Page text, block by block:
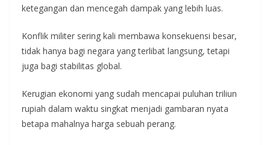
ketegangan dan mencegah dampak yang lebih luas.
Konflik militer sering kali membawa konsekuensi besar,
tidak hanya bagi negara yang terlibat langsung, tetapi
juga bagi stabilitas global.
Kerugian ekonomi yang sudah mencapai puluhan triliun
rupiah dalam waktu singkat menjadi gambaran nyata
betapa mahalnya harga sebuah perang.